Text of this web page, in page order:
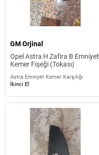
GM Orjinal
Opel Astra H Zafira B Emniyet
Kemer Fişeği (Tokası)
Astra Emniyet Kemer Karşılığı
İkinci El